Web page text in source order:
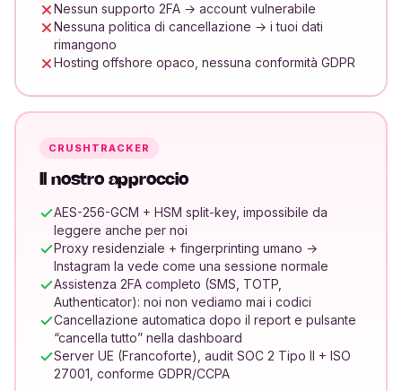
Nessun supporto 2FA → account vulnerabile
Nessuna politica di cancellazione → i tuoi dati
rimangono
Hosting offshore opaco, nessuna conformità GDPR
CRUSHTRACKER
Il nostro approccio
AES-256-GCM + HSM split-key, impossibile da
leggere anche per noi
Proxy residenziale + fingerprinting umano →
Instagram la vede come una sessione normale
Assistenza 2FA completo (SMS, TOTP,
Authenticator): noi non vediamo mai i codici
Cancellazione automatica dopo il report e pulsante
“cancella tutto” nella dashboard
Server UE (Francoforte), audit SOC 2 Tipo II + ISO
27001, conforme GDPR/CCPA